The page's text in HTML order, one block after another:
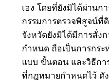
เอง โดยที่ยังมิได้ผ่านก
กรรมการตรวจพิสูจน์ที่
จังหวัดยังมิได้มีการสั่งก
กำหนด ถือเป็นการกร
แบบ ขั้นตอน และวิธีกา
ที่กฎหมายกำหนดไว้ ดั